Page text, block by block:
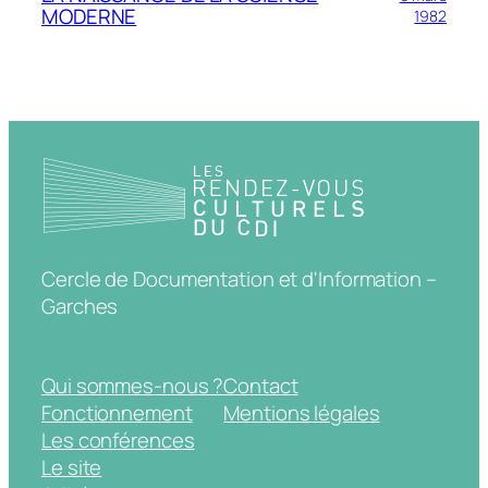
MODERNE
1982
Cercle de Documentation et d'Information –
Garches
Qui sommes-nous ?
Fonctionnement
Les conférences
Le site
Contact
Mentions légales